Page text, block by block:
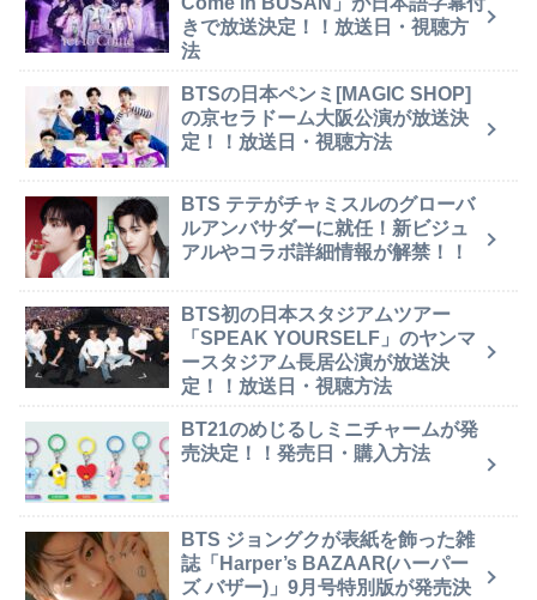
きで放送決定！！放送日・視聴方
法
BTSの日本ペンミ[MAGIC SHOP]
の京セラドーム大阪公演が放送決
定！！放送日・視聴方法
BTS テテがチャミスルのグローバ
ルアンバサダーに就任！新ビジュ
アルやコラボ詳細情報が解禁！！
BTS初の日本スタジアムツアー
「SPEAK YOURSELF」のヤンマ
ースタジアム長居公演が放送決
定！！放送日・視聴方法
BT21のめじるしミニチャームが発
売決定！！発売日・購入方法
BTS ジョングクが表紙を飾った雑
誌「Harper’s BAZAAR(ハーパー
ズ バザー)」9月号特別版が発売決